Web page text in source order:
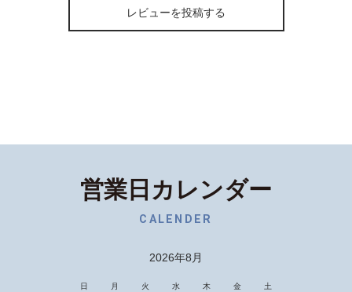
レビューを投稿する
営業日カレンダー
CALENDER
2026年8月
日 月 火 水 木 金 土